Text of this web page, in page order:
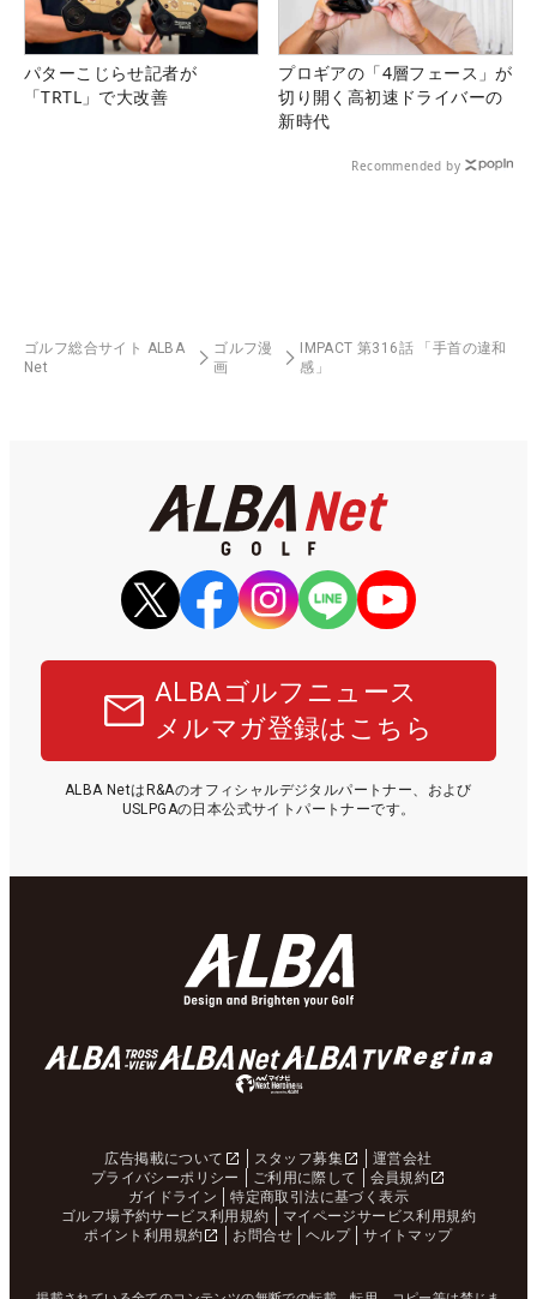
パターこじらせ記者が
「TRTL」で大改善
プロギアの「4層フェース」が
切り開く高初速ドライバーの
新時代
Recommended by
ゴルフ総合サイト ALBA
Net
ゴルフ漫
画
IMPACT 第316話 「手首の違和
感」
ALBAゴルフニュース
メルマガ登録はこちら
ALBA NetはR&Aのオフィシャルデジタルパートナー、および
USLPGAの日本公式サイトパートナーです。
広告掲載について スタッフ募集
運営会社
プライバシーポリシー
ご利用に際して
会員規約
ガイドライン
特定商取引法に基づく表示
ゴルフ場予約サービス利用規約
マイページサービス利用規約
ポイント利用規約
お問合せ ヘルプ サイトマップ